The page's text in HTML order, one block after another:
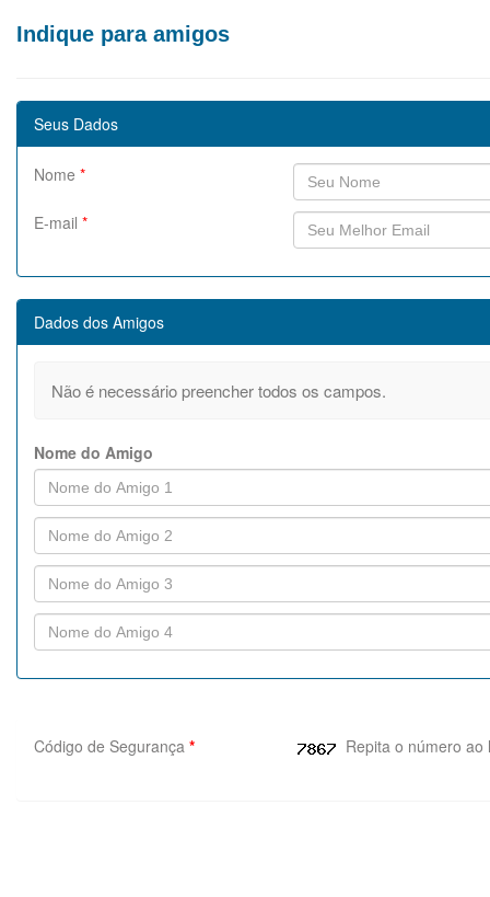
Indique para amigos
Seus Dados
Nome *
E-mail *
Dados dos Amigos
Não é necessário preencher todos os campos.
Nome do Amigo
Código de Segurança * Repita o número ao